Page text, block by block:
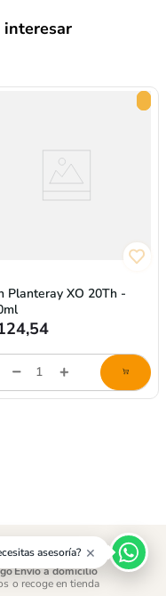
asesoría? ×
interesar
Planteray XO 20Th -
Cantidad
producto
Envío a domicilio
o recoge en tienda